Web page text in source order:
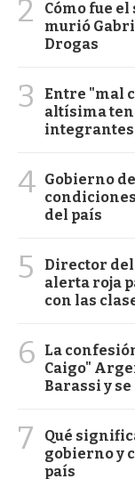
2
Cómo fue
murió
Drogas
3
Entre "mal
altísima
4 Gobierno
del país
5
Director
alerta roja
con las
6
La
Caigo"
Barassi y
7
Qué
gobierno y
país